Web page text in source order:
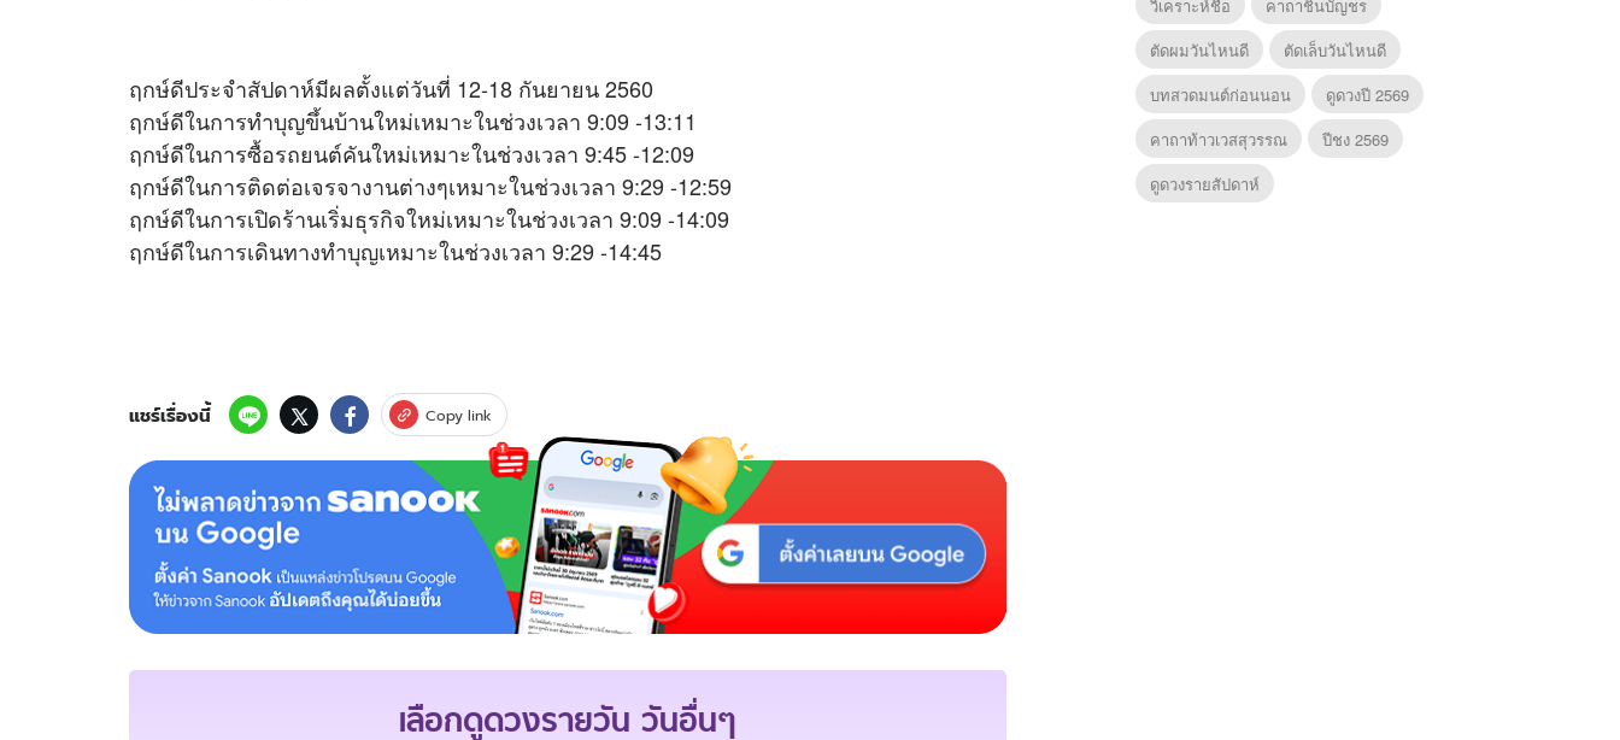
ฤกษ์ดีประจำสัปดาห์มีผลตั้งแต่วันที่ 12-18 กันยายน 2560
ฤกษ์ดีในการทำบุญขึ้นบ้านใหม่เหมาะในช่วงเวลา 9:09 -13:11
ฤกษ์ดีในการซื้อรถยนต์คันใหม่เหมาะในช่วงเวลา 9:45 -12:09
ฤกษ์ดีในการติดต่อเจรจางานต่างๆเหมาะในช่วงเวลา 9:29 -12:59
ฤกษ์ดีในการเปิดร้านเริ่มธุรกิจใหม่เหมาะในช่วงเวลา 9:09 -14:09
ฤกษ์ดีในการเดินทางทำบุญเหมาะในช่วงเวลา 9:29 -14:45
แชร์เรื่องนี้ Copy link
เลือกดูดวงรายวัน วันอื่นๆ
วิเคราะห์ชื่อ
คาถาชินบัญชร
ตัดผมวันไหนดี
ตัดเล็บวันไหนดี
บทสวดมนต์ก่อนนอน
ดูดวงปี 2569
คาถาท้าวเวสสุวรรณ
ปีชง 2569
ดูดวงรายสัปดาห์